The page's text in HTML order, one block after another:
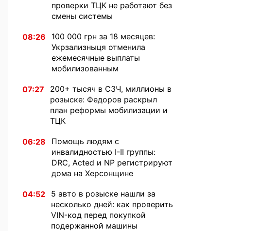
проверки ТЦК не работают без
смены системы
08:26
100 000 грн за 18 месяцев:
Укрзализныця отменила
ежемесячные выплаты
мобилизованным
07:27
200+ тысяч в СЗЧ, миллионы в
розыске: Федоров раскрыл
план реформы мобилизации и
ТЦК
06:28
Помощь людям с
инвалидностью I-II группы:
DRC, Acted и NP регистрируют
дома на Херсонщине
04:52
5 авто в розыске нашли за
несколько дней: как проверить
VIN-код перед покупкой
подержанной машины